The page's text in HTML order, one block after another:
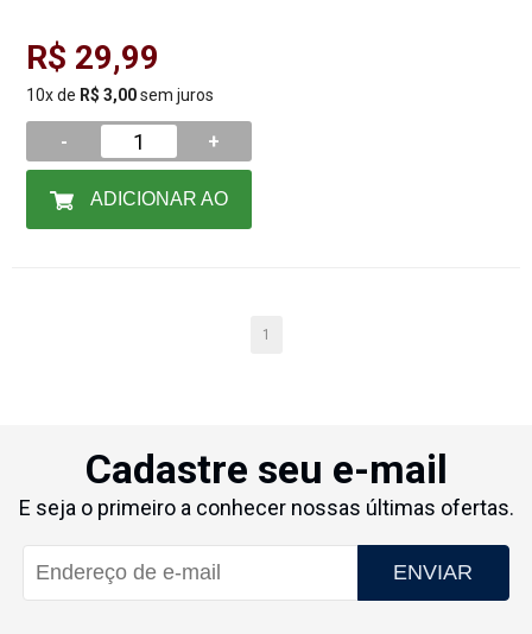
R$ 29,99
10x de R$ 3,00sem juros
- +
1
Cadastre seu e-mail
E seja o primeiro a conhecer nossas últimas ofertas.
ENVIAR